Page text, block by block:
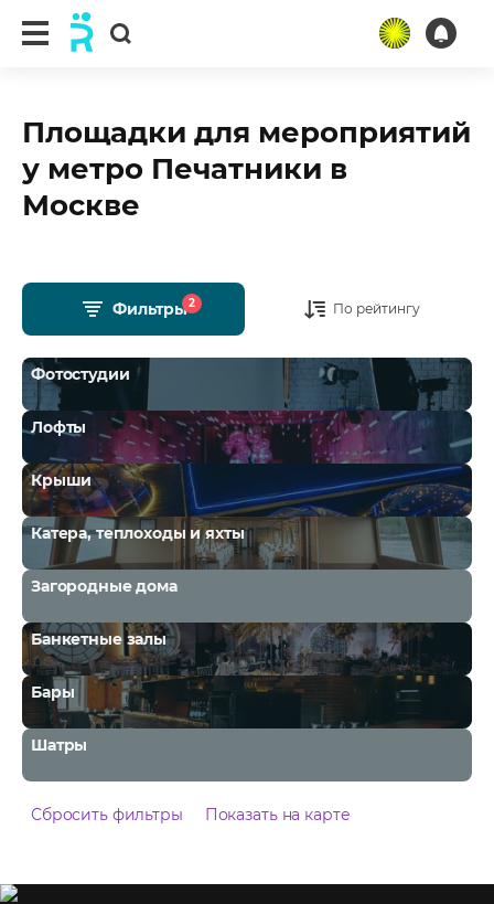
Площадки для мероприятий
у метро Печатники в
Москве
Фильтры2 По рейтингу
Фотостудии
Лофты
Крыши
Катера, теплоходы и яхты
Загородные дома
Банкетные залы
Бары
Шатры
Сбросить фильтры Показать на карте